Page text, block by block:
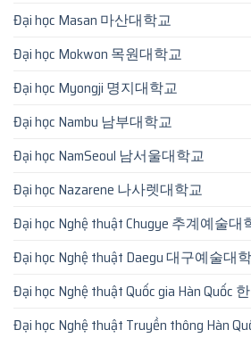
Đại học Masan 마산대학교
Đại học Mokwon 목원대학교
Đại học Myongji 명지대학교
Đại học Nambu 남부대학교
Đại học NamSeoul 남서울대학교
Đại học Nazarene 나사렛대학교
Đại học Nghệ thuật Chugye 추계예술대
Đại học Nghệ thuật Daegu 대구예술대
Đại học Nghệ thuật Quốc gia Hàn Quốc
Đại học Nghệ thuật Truyền thông Hàn